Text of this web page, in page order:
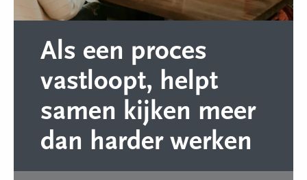
Als een proces
vastloopt, helpt
samen kijken meer
dan harder werken